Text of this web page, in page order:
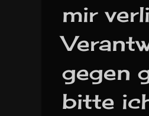
mir
gegen
bitte